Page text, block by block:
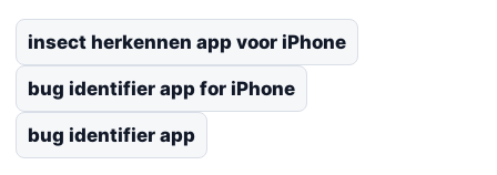
insect herkennen app voor iPhone
bug identifier app for iPhone
bug identifier app